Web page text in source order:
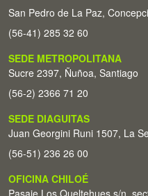
San Pedro de La Paz,
(56-41) 285 32 60
SEDE METROPOLITANA
Sucre 2397, Ñuñoa, Santiago
(56-2) 2366 71 20
SEDE DIAGUITAS
Juan Georgini Runi 1507, La
(56-51) 236 26 00
OFICINA CHILOÉ
Pasaje Los Queltehues s/n,